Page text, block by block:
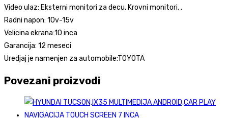
Video ulaz: Eksterni monitori za decu, Krovni monitori. .
Radni napon: 10v-15v
Velicina ekrana:10 inca
Garancija: 12 meseci
Uredjaj je namenjen za automobile:TOYOTA
Povezani proizvodi